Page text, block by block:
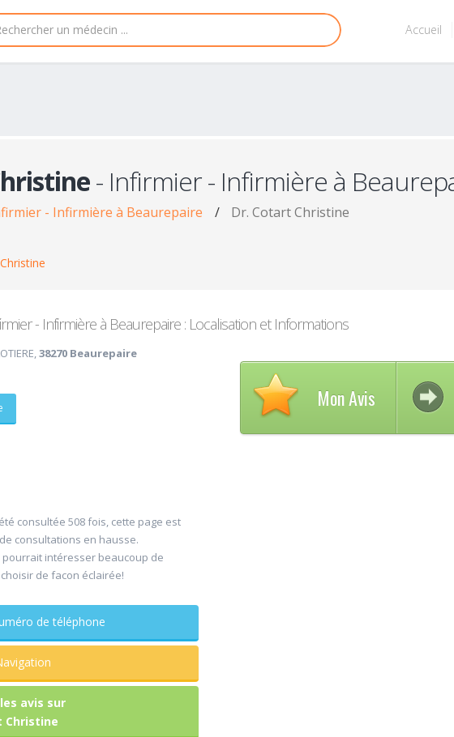
Accueil
- Infirmier - Infirmière à
- Infirmière à Beaurepaire / Dr. Cotart Christine
- Infirmière à Beaurepaire : Localisation et Informations
38270 Beaurepaire
consultée 508 fois, cette page est
consultations en hausse.
pourrait intéresser beaucoup de
de facon éclairée!
le numéro de téléphone
avis sur
Christine
Mon Avis